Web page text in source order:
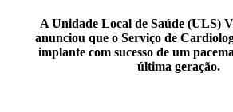
A Unidade Local de Saúde (ULS)
anunciou que o Serviço de
implante com sucesso de um
última geração.